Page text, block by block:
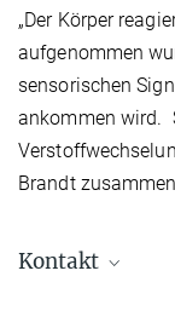
„Der Körper
aufgenommen
sensorischen
ankommen wird.
Brandt
Kontakt